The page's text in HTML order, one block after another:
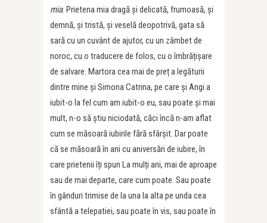
mia. Prietena mia dragă și delicată, frumoasă, și
demnă, și tristă, și veselă deopotrivă, gata să
sară cu un cuvânt de ajutor, cu un zâmbet de
noroc, cu o traducere de folos, cu o îmbrățișare
de salvare. Martora cea mai de preț a legăturii
dintre mine și Simona Catrina, pe care și Angi a
iubit-o la fel cum am iubit-o eu, sau poate și mai
mult, n-o să știu niciodată, căci încă n-am aflat
cum se măsoară iubirile fără sfârșit. Dar poate
că se măsoară în ani cu aniversări de iubire, în
care prietenii îți spun La mulți ani, mai de aproape
sau de mai departe, care cum poate. Sau poate
în gânduri trimise de la una la alta pe unda cea
sfântă a telepatiei, sau poate în vis, sau poate în